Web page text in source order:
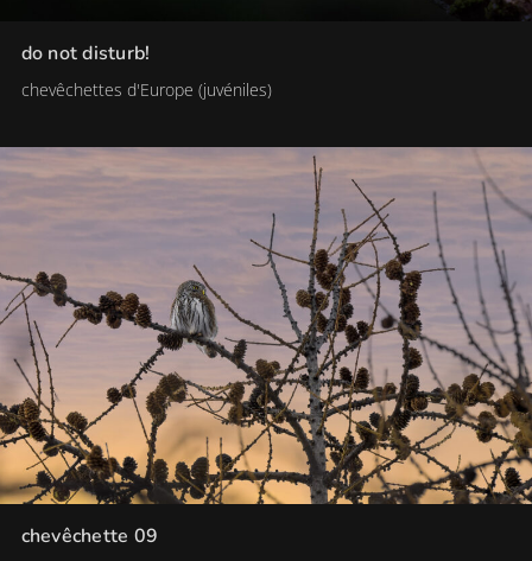
do not disturb!
chevêchettes d'Europe (juvéniles)
chevêchette 09